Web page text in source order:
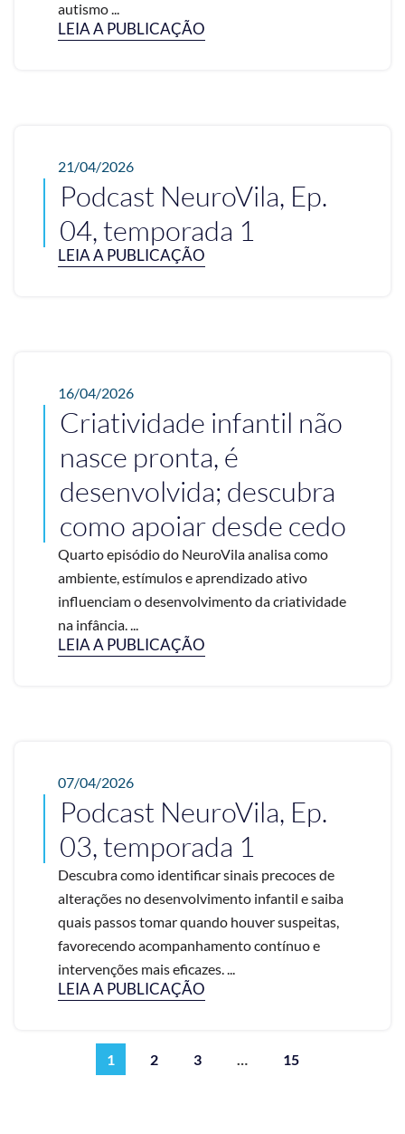
autismo ...
LEIA A PUBLICAÇÃO
21/04/2026
Podcast NeuroVila, Ep.
04, temporada 1
LEIA A PUBLICAÇÃO
16/04/2026
Criatividade infantil não
nasce pronta, é
desenvolvida; descubra
como apoiar desde cedo
Quarto episódio do NeuroVila analisa como
ambiente, estímulos e aprendizado ativo
influenciam o desenvolvimento da criatividade
na infância. ...
LEIA A PUBLICAÇÃO
07/04/2026
Podcast NeuroVila, Ep.
03, temporada 1
Descubra como identificar sinais precoces de
alterações no desenvolvimento infantil e saiba
quais passos tomar quando houver suspeitas,
favorecendo acompanhamento contínuo e
intervenções mais eficazes. ...
LEIA A PUBLICAÇÃO
1 2 3 15